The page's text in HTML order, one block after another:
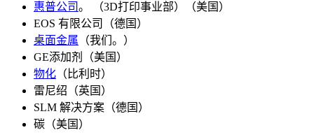
惠普公司。 （3D打印事业部）（美国）
EOS 有限公司（德国）
桌面金属 （我们。）
GE添加剂（美国）
物化 （比利时）
雷尼绍（英国）
SLM 解决方案（德国）
碳（美国）